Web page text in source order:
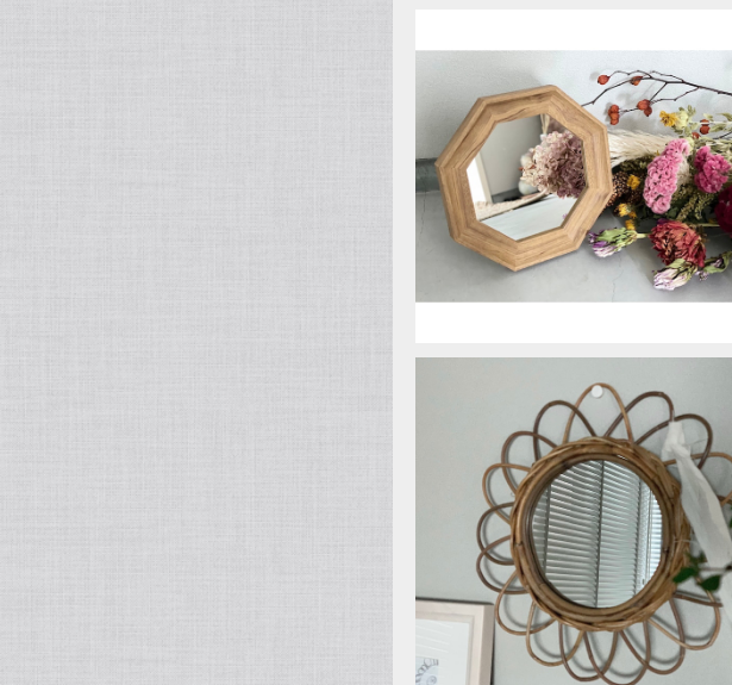
開運UP⇮にぴったりな八角形ミラー S
サイズ
¥2,640
SOLD OUT
THE AROROG フラワーミラー S siz
e
¥2,530
SOLD OUT